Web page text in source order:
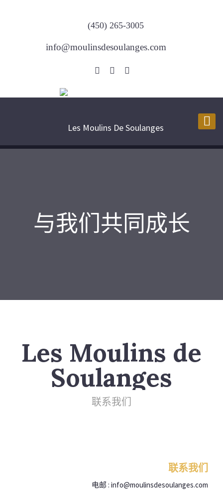
(450) 265-3005
info@moulinsdesoulanges.com
与我们共同成长
Les Moulins de
Soulanges
联系我们
联系我们
电邮 : info@moulinsdesoulanges.com